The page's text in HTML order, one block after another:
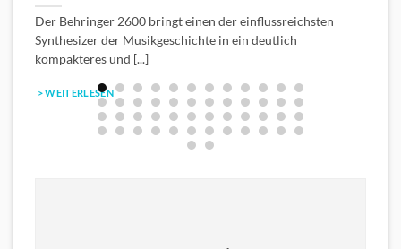
Der Behringer 2600 bringt einen der einflussreichsten
Synthesizer der Musikgeschichte in ein deutlich
kompakteres und [...]
> WEITERLESEN